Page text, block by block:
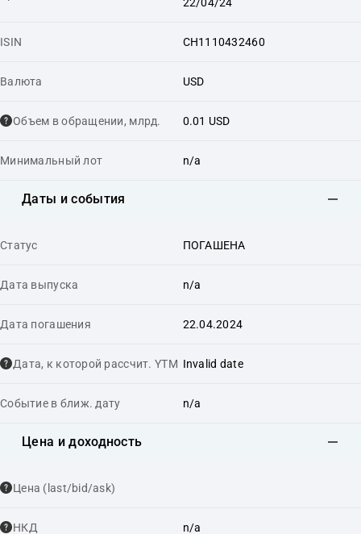
ISIN CH1110432460
Валюта USD
Объем в обращении, млрд. 0.01 USD
Минимальный лот n/a
Даты и события
Статус ПОГАШЕНА
Дата выпуска n/a
Дата погашения 22.04.2024
Дата, к которой рассчит. YTM Invalid date
Событие в ближ. дату n/a
Цена и доходность
Цена (last/bid/ask)
НКД n/a